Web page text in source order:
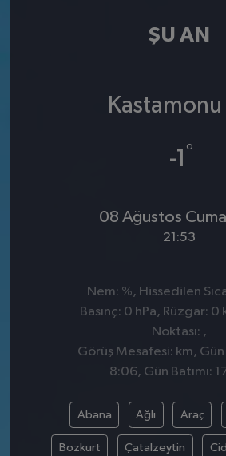
ŞU AN
Kastamonu
-1 °
08 Ağustos
21:53
Nem: %, Hissedilen
Basınç: 0 hPa, Rüzgar:
Noktası: ,
Görüş Mesafesi: km,
8:06, Gün Batımı:
Abana Ağlı Araç
Bozkurt Çatalzeytin